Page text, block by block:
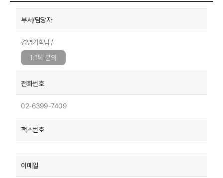
경영기획팀 /
1:1톡 문의
02-6399-7409